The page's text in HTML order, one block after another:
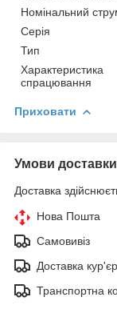
Номінальний
Серія
Тип
Характеристика
спрацювання
Приховати
Умови доставки
Доставка
Нова Пошта
Самовивіз
Доставка
Транспортна